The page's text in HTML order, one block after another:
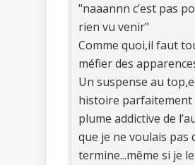
"naaannn c’est pas
rien vu venir"
Comme quoi,il faut
méfier des
Un suspense au
histoire parfaitement
plume addictive de
que je ne voulais pas
termine...même si je